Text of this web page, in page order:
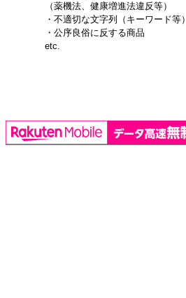
（薬機法、健康増進法違反等）
・不適切な文字列（キーワード等）
・公序良俗に反する商品
etc.